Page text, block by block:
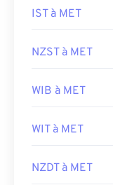
IST à MET
NZST à MET
WIB à MET
WIT à MET
NZDT à MET